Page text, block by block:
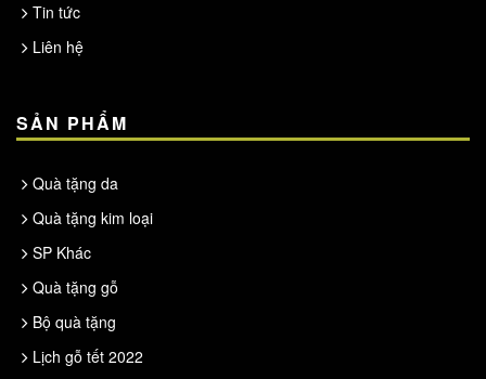
Tin tức
Liên hệ
SẢN PHẨM
Quà tặng da
Quà tặng kim loại
SP Khác
Quà tặng gỗ
Bộ quà tặng
Lịch gỗ tết 2022